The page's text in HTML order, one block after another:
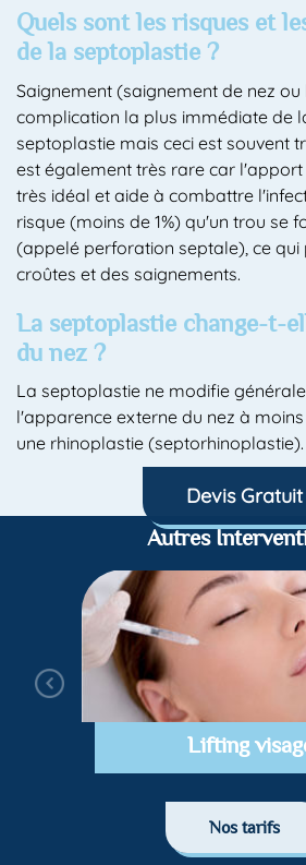
Quels sont les risques et
de la septoplastie ?
Saignement (saignement de nez
complication la plus immédiate de
septoplastie mais ceci est souvent
est également très rare car l'apport
très idéal et aide à combattre
risque (moins de 1%) qu'un trou se
(appelé perforation septale), ce qui
croûtes et des saignements.
La septoplastie change-t-
du nez ?
La septoplastie ne modifie
l'apparence externe du nez à
une rhinoplastie (septorhinoplastie).
Devis Gratuit
Autres
Lifting
Nos tarifs